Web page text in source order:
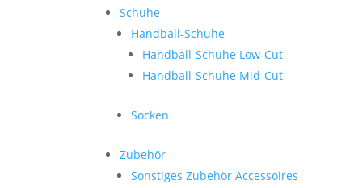
Schuhe
Handball-Schuhe
Handball-Schuhe Low-Cut
Handball-Schuhe Mid-Cut
Socken
Zubehör
Sonstiges Zubehör Accessoires